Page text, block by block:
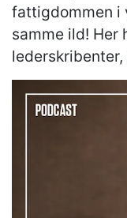
fattigdommen i
samme ild! Her